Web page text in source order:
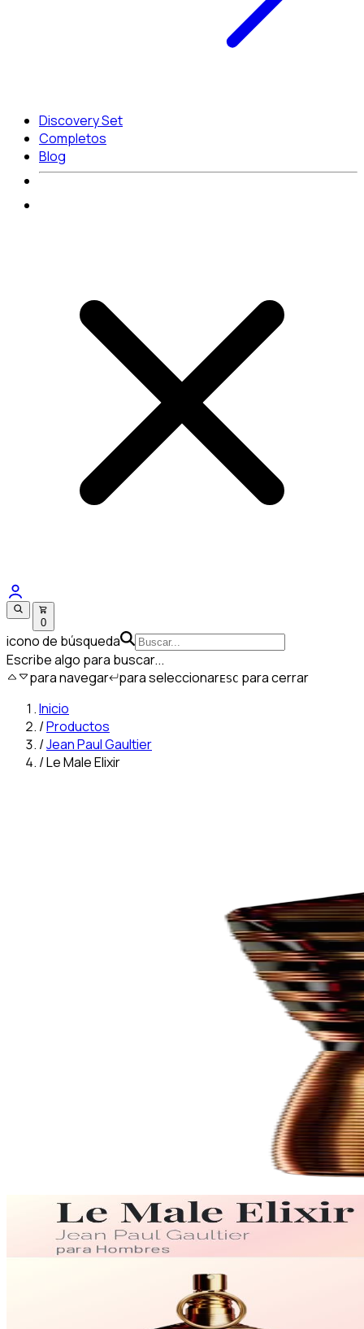
Discovery Set
Completos
Blog
0
icono de búsqueda
Escribe algo para buscar...
para navegar para seleccionarESC para cerrar
Inicio
/Productos
/Jean Paul Gaultier
/Le Male Elixir